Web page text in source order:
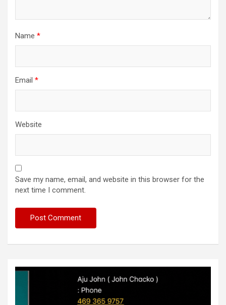
Name *
Email *
Website
Save my name, email, and website in this browser for the
next time I comment.